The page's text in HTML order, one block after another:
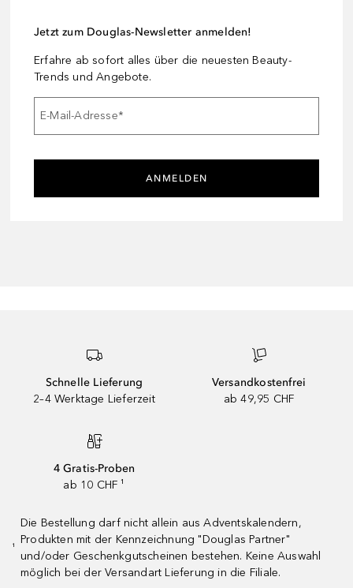
Jetzt zum Douglas-Newsletter anmelden!
Erfahre ab sofort alles über die neuesten Beauty-
Trends und Angebote.
E-Mail-Adresse*
ANMELDEN
Schnelle Lieferung
2–4 Werktage Lieferzeit
Versandkostenfrei
ab 49,95 CHF
4 Gratis-Proben
ab 10 CHF ¹
¹
Die Bestellung darf nicht allein aus Adventskalendern,
Produkten mit der Kennzeichnung "Douglas Partner"
und/oder Geschenkgutscheinen bestehen. Keine Auswahl
möglich bei der Versandart Lieferung in die Filiale.